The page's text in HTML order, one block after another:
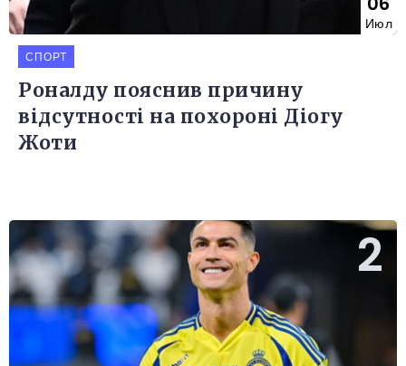
Июл
СПОРТ
Роналду пояснив причину
відсутності на похороні Діогу
Жоти